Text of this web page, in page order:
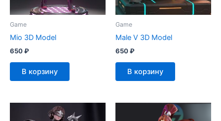
Game
Mio 3D Model
650₽
В корзину
Game
Male V 3D Model
650₽
В корзину